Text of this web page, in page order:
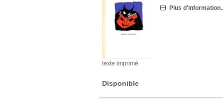
texte imprimé
Plus
Disponible